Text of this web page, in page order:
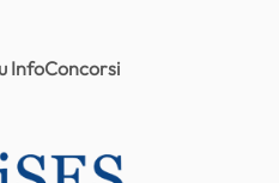
InfoConcorsi